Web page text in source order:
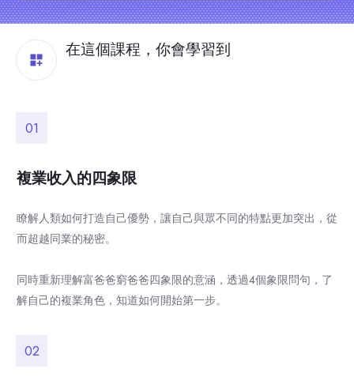
在這個課程，你會學習到
01
複業收入的四象限
瞭解人類如何打造自己優勢，讓自己與眾不同的特點更加突出，從
而超越同業的秘密。
同時重新理解富爸爸窮爸爸四象限的意涵，透過4個象限問句，了
解自己的複業角色，知道如何開始第一步。
02